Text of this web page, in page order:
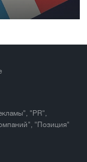
"PR",
"Позиция"